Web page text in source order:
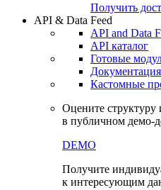
Получить
API & Data Feed
API and Data
API каталог
Готовые
Документация
Кастомные
Оцените структуру
в публичном демо-
DEMO
Получите
к интересующим